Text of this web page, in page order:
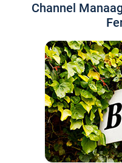
Channel